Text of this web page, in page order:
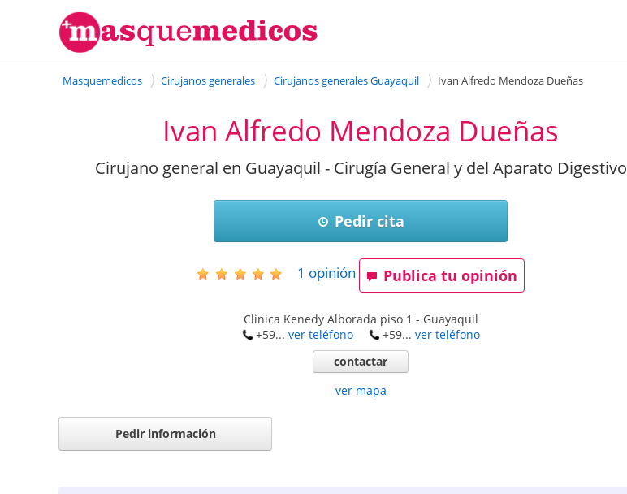
Masquemedicos Cirujanos generales Cirujanos generales Guayaquil Ivan Alfredo Mendoza Dueñas
Ivan Alfredo Mendoza Dueñas
Cirujano general en Guayaquil - Cirugía General y del Aparato Digestivo
Pedir cita
1 opinión Publica tu opinión
Clinica Kenedy Alborada piso 1 - Guayaquil
+59... ver teléfono +59... ver teléfono
contactar
ver mapa
Pedir información